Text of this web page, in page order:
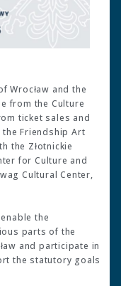
Wrocław and the
from the Culture
ticket sales and
Friendship Art
the Złotnickie
for Culture and
Cultural Center,
the
parts of the
and participate in
the statutory goals